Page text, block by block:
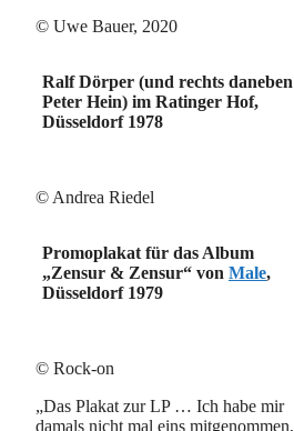
© Uwe Bauer, 2020
Ralf Dörper (und rechts daneben
Peter Hein) im Ratinger Hof,
Düsseldorf 1978
© Andrea Riedel
Promoplakat für das Album
„Zensur & Zensur“ von Male,
Düsseldorf 1979
© Rock-on
„Das Plakat zur LP … Ich habe mir
damals nicht mal eins mitgenommen,